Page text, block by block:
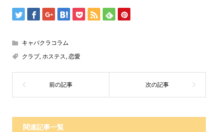
キャバクラコラム
クラブ,ホステス,恋愛
関連記事一覧